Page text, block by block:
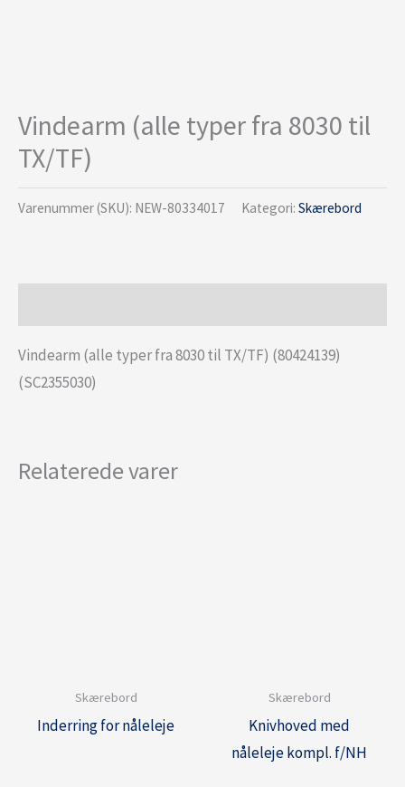
Vindearm (alle typer fra 8030 til
TX/TF)
Varenummer (SKU): NEW-80334017 Kategori: Skærebord
Vindearm (alle typer fra 8030 til TX/TF) (80424139)
(SC2355030)
Relaterede varer
Skærebord
Inderring for nåleleje
Skærebord
Knivhoved med
nåleleje kompl. f/NH